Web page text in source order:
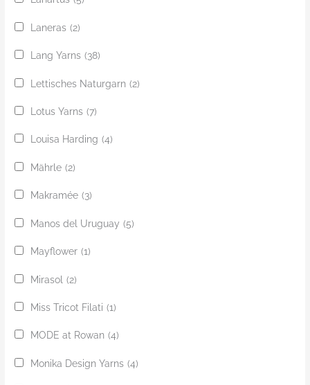
Laneras (2)
Lang Yarns (38)
Lettisches Naturgarn (2)
Lotus Yarns (7)
Louisa Harding (4)
Mährle (2)
Makramée (3)
Manos del Uruguay (5)
Mayflower (1)
Mirasol (2)
Miss Tricot Filati (1)
MODE at Rowan (4)
Monika Design Yarns (4)